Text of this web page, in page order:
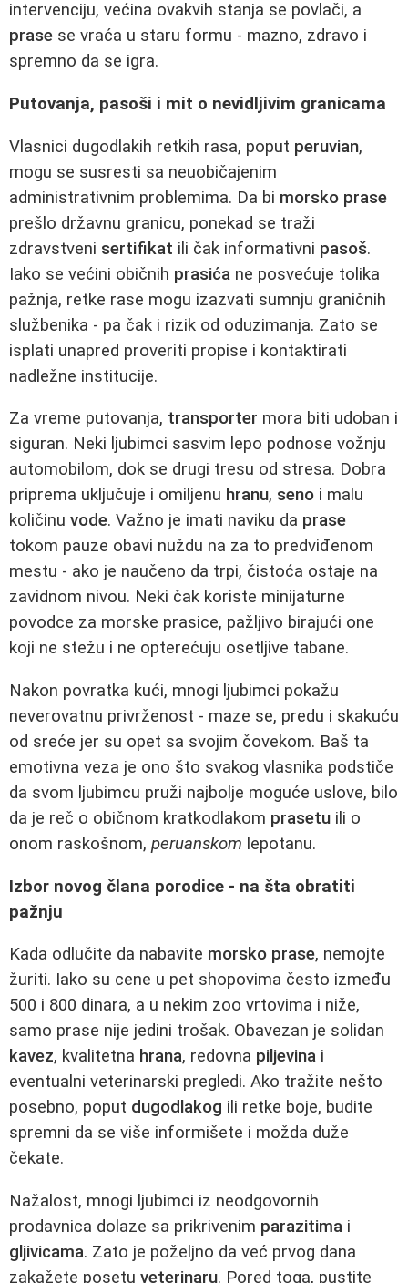
intervenciju, većina ovakvih stanja se povlači, a
prase se vraća u staru formu - mazno, zdravo i
spremno da se igra.
Putovanja, pasoši i mit o nevidljivim granicama
Vlasnici dugodlakih retkih rasa, poput peruvian,
mogu se susresti sa neuobičajenim
administrativnim problemima. Da bi morsko prase
prešlo državnu granicu, ponekad se traži
zdravstveni sertifikat ili čak informativni pasoš.
Iako se većini običnih prasića ne posvećuje tolika
pažnja, retke rase mogu izazvati sumnju graničnih
službenika - pa čak i rizik od oduzimanja. Zato se
isplati unapred proveriti propise i kontaktirati
nadležne institucije.
Za vreme putovanja, transporter mora biti udoban i
siguran. Neki ljubimci sasvim lepo podnose vožnju
automobilom, dok se drugi tresu od stresa. Dobra
priprema uključuje i omiljenu hranu, seno i malu
količinu vode. Važno je imati naviku da prase
tokom pauze obavi nuždu na za to predviđenom
mestu - ako je naučeno da trpi, čistoća ostaje na
zavidnom nivou. Neki čak koriste minijaturne
povodce za morske prasice, pažljivo birajući one
koji ne stežu i ne opterećuju osetljive tabane.
Nakon povratka kući, mnogi ljubimci pokažu
neverovatnu privrženost - maze se, predu i skakuću
od sreće jer su opet sa svojim čovekom. Baš ta
emotivna veza je ono što svakog vlasnika podstiče
da svom ljubimcu pruži najbolje moguće uslove, bilo
da je reč o običnom kratkodlakom prasetu ili o
onom raskošnom, peruanskom lepotanu.
Izbor novog člana porodice - na šta obratiti
pažnju
Kada odlučite da nabavite morsko prase, nemojte
žuriti. Iako su cene u pet shopovima često između
500 i 800 dinara, a u nekim zoo vrtovima i niže,
samo prase nije jedini trošak. Obavezan je solidan
kavez, kvalitetna hrana, redovna piljevina i
eventualni veterinarski pregledi. Ako tražite nešto
posebno, poput dugodlakog ili retke boje, budite
spremni da se više informišete i možda duže
čekate.
Nažalost, mnogi ljubimci iz neodgovornih
prodavnica dolaze sa prikrivenim parazitima i
gljivicama. Zato je poželjno da već prvog dana
zakažete posetu veterinaru. Pored toga, pustite